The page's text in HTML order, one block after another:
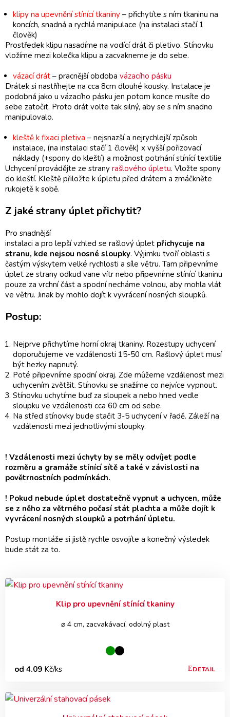
klipy na upevnění stínící tkaniny – přichytíte s ním tkaninu na
koncích, snadná a rychlá manipulace (na instalaci stačí 1
člověk)
Prostředek klipu nasadíme na vodící drát či pletivo. Stínovku
vložíme mezi kolečka klipu a zacvakneme je do sebe.
vázací drát – pracnější obdoba vázacího pásku
Drátek si nastříhejte na cca 8cm dlouhé kousky. Instalace je
podobná jako u vázacího pásku jen potom konce musíte do
sebe zatočit. Proto drát volte tak silný, aby se s ním snadno
manipulovalo.
kleště k fixaci pletiva – nejsnazší a nejrychlejší způsob
instalace, (na instalaci stačí 1 člověk) x vyšší pořizovací
náklady (+spony do kleští) a možnost potrhání stínící textilie
Uchycení provádějte ze strany rašlového úpletu. Vložte spony
do kleští. Kleště přiložte k úpletu před drátem a zmáčkněte
rukojetě k sobě.
Z jaké strany úplet přichytit?
Pro snadnější
instalaci a pro lepší vzhled se rašlový úplet přichycuje na
stranu, kde nejsou nosné sloupky. Výjimku tvoří oblasti s
častým výskytem velké rychlosti a síle větru. Tam připevníme
úplet ze strany odkud vane vítr nebo připevníme stínící tkaninu
pouze za vrchní část a spodní necháme volnou, aby mohla vlát
ve větru. Jinak by mohlo dojít k vyvrácení nosných sloupků.
Postup:
Nejprve přichytíme horní okraj tkaniny. Rozestupy uchycení
doporučujeme ve vzdálenosti 15-50 cm. Rašlový úplet musí
být hezky napnutý.
Poté připevníme spodní okraj. Zde můžeme vzdálenost mezi
uchycením zvětšit. Stínovku se snažíme co nejvíce vypnout.
Stínovku uchytíme buď za sloupek a nebo hned vedle
sloupku ve vzdálenosti cca 60 cm od sebe.
Na střed stínovky bude stačit 3-5 uchycení v řadě. Záleží na
vzdálenosti mezi jednotlivými sloupky.
! Vzdálenosti mezi úchyty by se měly odvíjet podle
rozměru a gramáže stínící sítě a také v závislosti na
povětrnostních podmínkách.
! Pokud nebude úplet dostatečně vypnut a uchycen, může
se z něho za větrného počasí stát plachta a může dojít k
vyvrácení nosných sloupků a potrhání úpletu.
Postup montáže si jistě rychle osvojíte a konečný výsledek
bude stát za to.
Klip pro upevnění stínící tkaniny
⌀ 4 cm, zacvakávací, odolný plast
od 4.09 Kč/ks DETAIL